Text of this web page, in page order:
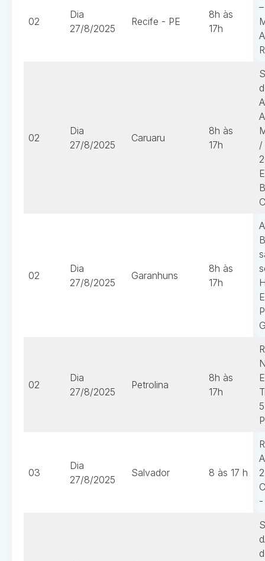
02
Dia
27/8/2025
Recife - PE
8h às
17h
02
Dia
27/8/2025
Caruaru
8h às
17h
/
02
Dia
27/8/2025
Garanhuns
8h às
17h
02
Dia
27/8/2025
Petrolina
8h às
17h
03
Dia
27/8/2025
Salvador 8 às 17 h
-